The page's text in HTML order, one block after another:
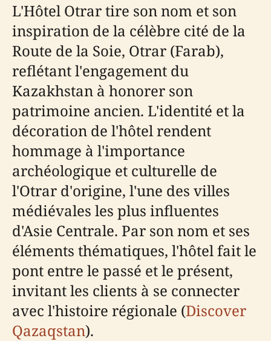
L'Hôtel Otrar tire son nom et son
inspiration de la célèbre cité de la
Route de la Soie, Otrar (Farab),
reflétant l'engagement du
Kazakhstan à honorer son
patrimoine ancien. L'identité et la
décoration de l'hôtel rendent
hommage à l'importance
archéologique et culturelle de
l'Otrar d'origine, l'une des villes
médiévales les plus influentes
d'Asie Centrale. Par son nom et ses
éléments thématiques, l'hôtel fait le
pont entre le passé et le présent,
invitant les clients à se connecter
avec l'histoire régionale (Discover
Qazaqstan).